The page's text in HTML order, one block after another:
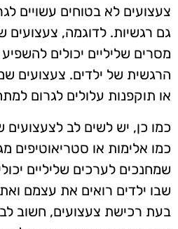
צעצועים לא בטוחים עשויים
גם רגשיות. לדוגמה, צעצועים
מסרים שליליים יכולים
הרגשית של ילדים. צעצועים
או תוקפנות עלולים לגרום
כמו כן, יש לשים לב לצעצועים
כמו אלימות או סטריאוטיפים
שמחנכים לערכים שליליים
שבו ילדים רואים את עצמם
בעת רכישת צעצועים, חשוב